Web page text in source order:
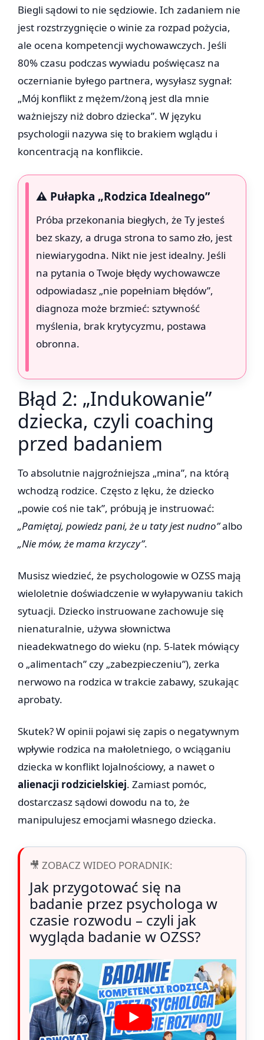
Biegli sądowi to nie sędziowie. Ich zadaniem nie
jest rozstrzygnięcie o winie za rozpad pożycia,
ale ocena kompetencji wychowawczych. Jeśli
80% czasu podczas wywiadu poświęcasz na
oczernianie byłego partnera, wysyłasz sygnał:
„Mój konflikt z mężem/żoną jest dla mnie
ważniejszy niż dobro dziecka”. W języku
psychologii nazywa się to brakiem wglądu i
koncentracją na konflikcie.
⚠️ Pułapka „Rodzica Idealnego”
Próba przekonania biegłych, że Ty jesteś
bez skazy, a druga strona to samo zło, jest
niewiarygodna. Nikt nie jest idealny. Jeśli
na pytania o Twoje błędy wychowawcze
odpowiadasz „nie popełniam błędów”,
diagnoza może brzmieć: sztywność
myślenia, brak krytycyzmu, postawa
obronna.
Błąd 2: „Indukowanie”
dziecka, czyli coaching
przed badaniem
To absolutnie najgroźniejsza „mina”, na którą
wchodzą rodzice. Często z lęku, że dziecko
„powie coś nie tak”, próbują je instruować:
„Pamiętaj, powiedz pani, że u taty jest nudno”albo
„Nie mów, że mama krzyczy”.
Musisz wiedzieć, że psychologowie w OZSS mają
wieloletnie doświadczenie w wyłapywaniu takich
sytuacji. Dziecko instruowane zachowuje się
nienaturalnie, używa słownictwa
nieadekwatnego do wieku (np. 5-latek mówiący
o „alimentach” czy „zabezpieczeniu”), zerka
nerwowo na rodzica w trakcie zabawy, szukając
aprobaty.
Skutek? W opinii pojawi się zapis o negatywnym
wpływie rodzica na małoletniego, o wciąganiu
dziecka w konflikt lojalnościowy, a nawet o
alienacji rodzicielskiej. Zamiast pomóc,
dostarczasz sądowi dowodu na to, że
manipulujesz emocjami własnego dziecka.
🎥 ZOBACZ WIDEO PORADNIK:
Jak przygotować się na
badanie przez psychologa w
czasie rozwodu – czyli jak
wygląda badanie w OZSS?